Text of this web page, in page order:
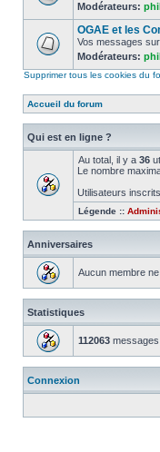
Modérateurs:
OGAE et les
Vos messages
Modérateurs:
Supprimer tous les cookies du
Accueil du forum
Qui est en ligne ?
Au total, il y a 36
Le nombre
Utilisateurs
Légende ::
Anniversaires
Aucun membre
Statistiques
112063 messages
Connexion